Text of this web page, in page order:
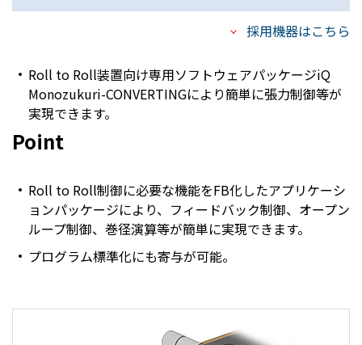
採用機器はこちら
Roll to Roll装置向け専用ソフトウェアパッケージiQ
Monozukuri-CONVERTINGにより簡単に張力制御等が
実現できます。
Point
Roll to Roll制御に必要な機能をFB化したアプリケーシ
ョンパッケージにより、フィードバック制御、オープン
ループ制御、巻径演算等が簡単に実現できます。
プログラム標準化にも寄与が可能。